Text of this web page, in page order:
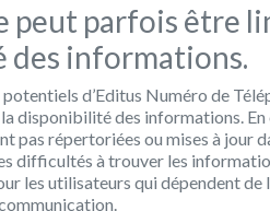
peut parfois être
informations.
potentiels d’Editus Numéro de
disponibilité des informations.
pas répertoriées ou mises à jour
difficultés à trouver les
les utilisateurs qui dépendent de